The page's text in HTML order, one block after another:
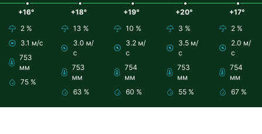
+16°
2 %
3.1 м/с
753
мм
75 %
+18°
13 %
3.0 м/
с
753
мм
63 %
+19°
10 %
3.2 м/
с
754
мм
60 %
+20°
3 %
3.5 м/
с
753
мм
55 %
+17°
2 %
2.0 м/
с
754
мм
67 %